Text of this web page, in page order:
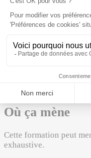
Spécialités conseillées
Physique
Sciences de
Maths expertes
Où ça mène
Cette formation peut
exhaustive.